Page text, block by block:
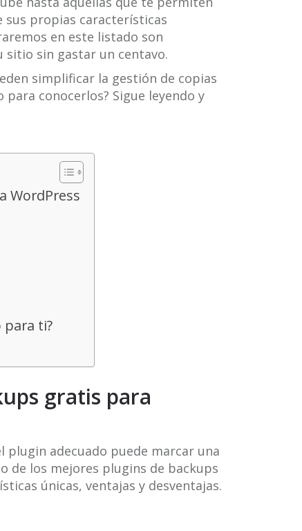
sus propias características
en este listado son
sin gastar un centavo.
simplificar la gestión de copias
conocerlos? Sigue leyendo y
WordPress
ti?
gratis para
adecuado puede marcar una
de los mejores plugins de backups
únicas, ventajas y desventajas.